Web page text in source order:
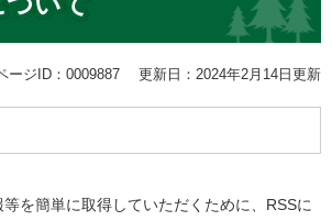
ージID：0009887 更新日：2024年2月14日更新
を簡単に取得していただくために、RSSに